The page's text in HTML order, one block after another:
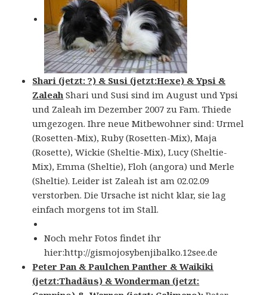
Shari (jetzt: ?) & Susi (jetzt:Hexe) & Ypsi &
Zaleah Shari und Susi sind im August und Ypsi
und Zaleah im Dezember 2007 zu Fam. Thiede
umgezogen. Ihre neue Mitbewohner sind: Urmel
(Rosetten-Mix), Ruby (Rosetten-Mix), Maja
(Rosette), Wickie (Sheltie-Mix), Lucy (Sheltie-
Mix), Emma (Sheltie), Floh (angora) und Merle
(Sheltie). Leider ist Zaleah ist am 02.02.09
verstorben. Die Ursache ist nicht klar, sie lag
einfach morgens tot im Stall.
Noch mehr Fotos findet ihr
hier:http://gismojosybenjibalko.12see.de
Peter Pan & Paulchen Panther & Waikiki
(jetzt:Thadäus) & Wonderman (jetzt: